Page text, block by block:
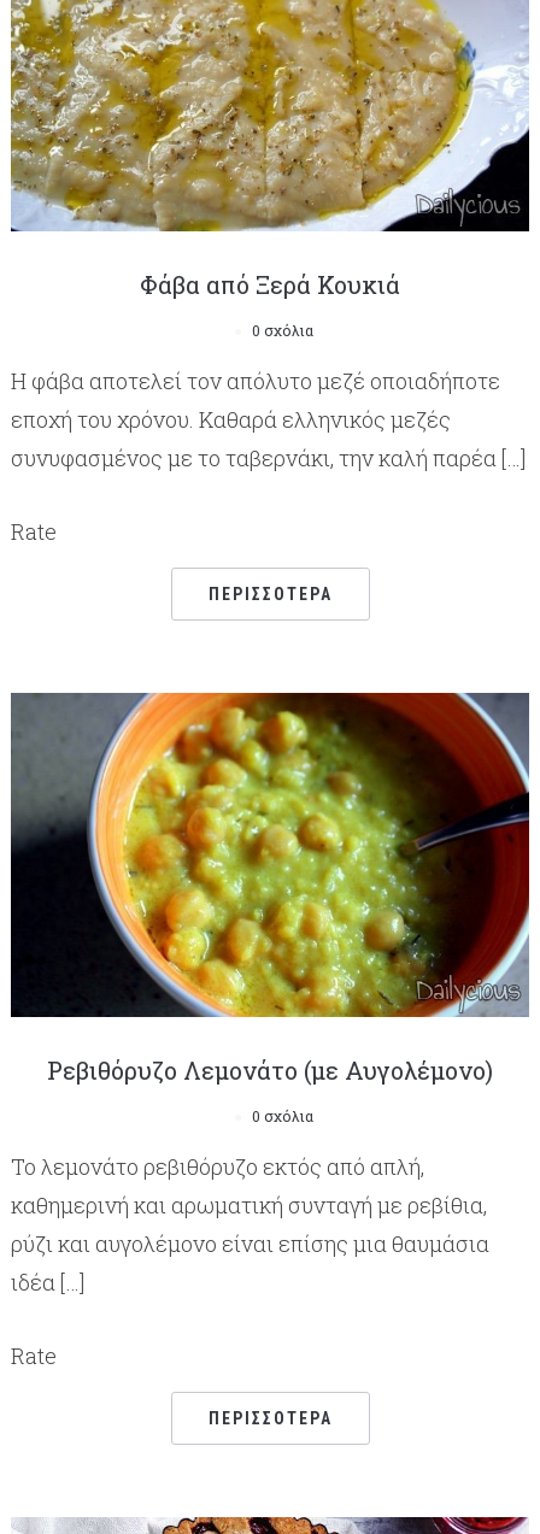
Φάβα από Ξερά Κουκιά
0 σχόλια
Η φάβα αποτελεί τον απόλυτο μεζέ οποιαδήποτε
εποχή του χρόνου. Καθαρά ελληνικός μεζές
συνυφασμένος με το ταβερνάκι, την καλή παρέα […]
Rate
ΠΕΡΙΣΣΌΤΕΡΑ
Ρεβιθόρυζο Λεμονάτο (με Αυγολέμονο)
0 σχόλια
Το λεμονάτο ρεβιθόρυζο εκτός από απλή,
καθημερινή και αρωματική συνταγή με ρεβίθια,
ρύζι και αυγολέμονο είναι επίσης μια θαυμάσια
ιδέα […]
Rate
ΠΕΡΙΣΣΌΤΕΡΑ